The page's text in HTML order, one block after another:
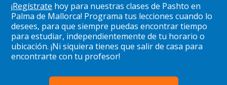
¡Regístrate hoy para nuestras clases de Pashto en
Palma de Mallorca! Programa tus lecciones cuando lo
desees, para que siempre puedas encontrar tiempo
para estudiar, independientemente de tu horario o
ubicación. ¡Ni siquiera tienes que salir de casa para
encontrarte con tu profesor!